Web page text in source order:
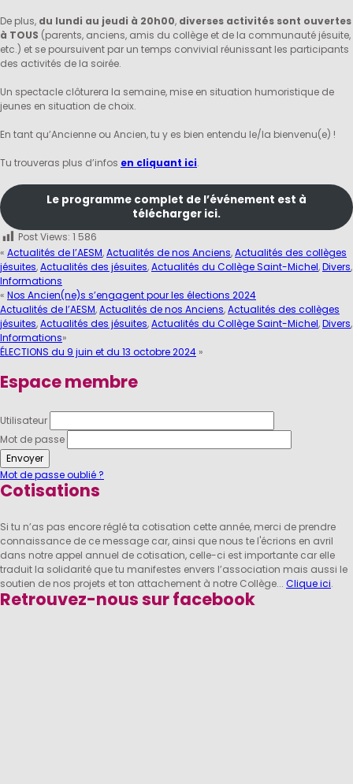
De plus, du lundi au jeudi à 20h00, diverses activités sont ouvertes
à TOUS (parents, anciens, amis du collège et de la communauté jésuite,
etc.) et se poursuivent par un temps convivial réunissant les participants
des activités de la soirée.
Un spectacle clôturera la semaine, mise en situation humoristique de
jeunes en situation de choix.
En tant qu’Ancienne ou Ancien, tu y es bien entendu le/la bienvenu(e) !
Tu trouveras plus d’infos en cliquant ici.
Le programme complet de l’événement est à
télécharger ici.
Post Views: 1 586
« Actualités de l’AESM,Actualités de nos Anciens,Actualités des collèges
jésuites,Actualités des jésuites,Actualités du Collège Saint-Michel,Divers,
Informations
« Nos Ancien(ne)s s’engagent pour les élections 2024
Actualités de l’AESM,Actualités de nos Anciens,Actualités des collèges
jésuites,Actualités des jésuites,Actualités du Collège Saint-Michel,Divers,
Informations»
ÉLECTIONS du 9 juin et du 13 octobre 2024 »
Espace membre
Utilisateur
Mot de passe
Mot de passe oublié ?
Cotisations
Si tu n’as pas encore réglé ta cotisation cette année, merci de prendre
connaissance de ce message car, ainsi que nous te l'écrions en avril
dans notre appel annuel de cotisation, celle-ci est importante car elle
traduit la solidarité que tu manifestes envers l’association mais aussi le
soutien de nos projets et ton attachement à notre Collège... Clique ici.
Retrouvez-nous sur facebook